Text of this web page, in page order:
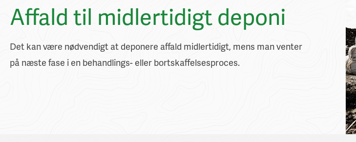
Affald til midlertidigt deponi
Det kan være nødvendigt at deponere affald midlertidigt, mens man venter
på næste fase i en behandlings- eller bortskaffelsesproces.